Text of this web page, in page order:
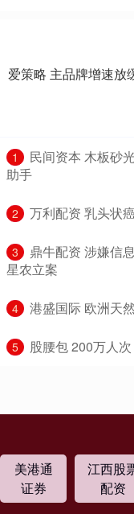
爱策略 主品牌增速放
1
民间资本 木板砂
助手
2 万利配资 乳头状
3
鼎牛配资 涉嫌信
星农立案
4 港盛国际 欧洲天
5 股腰包 200万人
美港通
证券
江西股
配资